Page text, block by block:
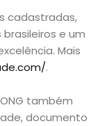
cadastradas,
e um
Mais
.
também
documento